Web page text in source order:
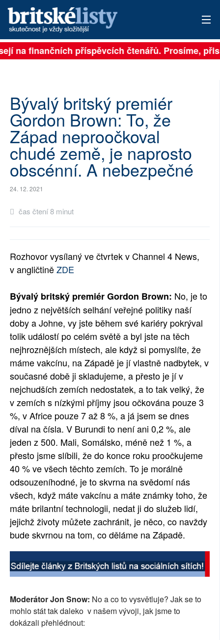
PŘIHLÁSIT
ARCHIV
ROZHOVORY
TÉMATA
NEJČTENĚJŠÍ ZA 7 DNÍ
AUTOŘI
PŘÍSPĚVKY NA PROVOZ
RUBRIKY
PLNÁ VERZE STRÁNEK
na finančních příspěvcích čtenářů. Prosíme,
Bývalý britský premiér
Gordon Brown: To, že
Západ neproočkoval
chudé země, je naprosto
obscénní. A nebezpečné
24. 12. 2021
čas čtení 8 minut
Rozhovor vysílaný ve čtvrtek v Channel 4 News,
v angličtiněZDE
Bývalý britský premiér Gordon Brown: No, je to
jedno z největších selhání veřejné politiky naší
doby a Johne, vy jste během své kariéry pokrýval
tolik událostí po celém světě a byl jste na těch
nejhroznějších místech, ale když si pomyslíte, že
máme vakcínu, na Západě je jí vlastně nadbytek, v
současné době ji skladujeme, a přesto je jí v
nejchudších zemích nedostatek, a to tak velký, že
v zemích s nízkými příjmy jsou očkována pouze 3
%, v Africe pouze 7 až 8 %, a já jsem se dnes
díval na čísla. V Burundi to není ani 0,2 %, ale
jeden z 500. Mali, Somálsko, méně než 1 %, a
přesto jsme slíbili, že do konce roku proočkujeme
40 % ve všech těchto zemích. To je morálně
odsouzeníhodné, je to skvrna na svědomí nás
všech, když máte vakcínu a máte známky toho, že
máte brilantní technologii, nedat ji do služeb lidí,
jejichž životy můžete zachránit, je něco, co navždy
bude skvrnou na tom, co děláme na Západě.
Moderátor Jon Snow: No a co to vysvětluje? Jak se to
mohlo stát tak daleko v našem vývoji, jak jsme to
dokázali přehlédnout: